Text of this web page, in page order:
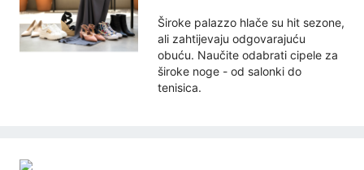
Široke palazzo hlače su hit sezone,
ali zahtijevaju odgovarajuću
obuću. Naučite odabrati cipele za
široke noge - od salonki do
tenisica.